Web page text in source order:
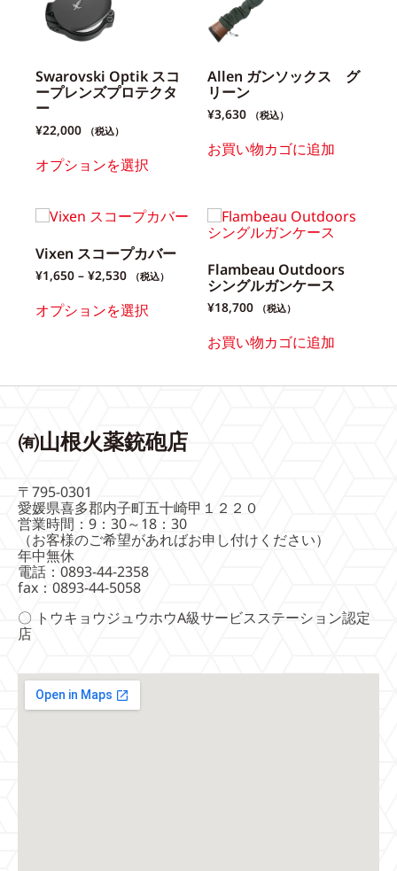
Swarovski Optik スコ
ープレンズプロテクタ
ー
¥22,000 （税込）
オプションを選択
Allen ガンソックス グ
リーン
¥3,630 （税込）
お買い物カゴに追加
Vixen スコープカバー
¥1,650 – ¥2,530 （税込）
オプションを選択
Flambeau Outdoors
シングルガンケース
¥18,700 （税込）
お買い物カゴに追加
㈲山根火薬銃砲店
〒795-0301
愛媛県喜多郡内子町五十崎甲１２２０
営業時間：9：30～18：30
（お客様のご希望があればお申し付けください）
年中無休
電話：0893-44-2358
fax：0893-44-5058
〇 トウキョウジュウホウA級サービスステーション認定
店